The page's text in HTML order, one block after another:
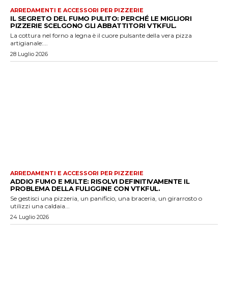
ARREDAMENTI E ACCESSORI PER PIZZERIE
IL SEGRETO DEL FUMO PULITO: PERCHÉ LE MIGLIORI
PIZZERIE SCELGONO GLI ABBATTITORI VTKFUL.
La cottura nel forno a legna è il cuore pulsante della vera pizza
artigianale:...
28 Luglio 2026
ARREDAMENTI E ACCESSORI PER PIZZERIE
ADDIO FUMO E MULTE: RISOLVI DEFINITIVAMENTE IL
PROBLEMA DELLA FULIGGINE CON VTKFUL.
Se gestisci una pizzeria, un panificio, una braceria, un girarrosto o
utilizzi una caldaia...
24 Luglio 2026